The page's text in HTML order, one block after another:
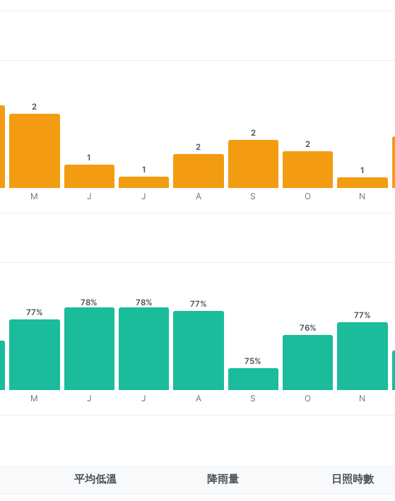
2
M
1
J
1
J
2
A
2
S
2
O
1
N
77%
M
78%
J
78%
J
77%
A
75%
S
76%
O
77%
N
平均低溫 降雨量 日照時數